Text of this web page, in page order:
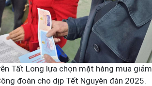
Tất Long lựa chọn mặt hàng mua giảm
đoàn cho dịp Tết Nguyên đán 2025.